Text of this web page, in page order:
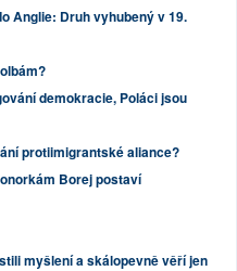
Anglie: Druh vyhubený v 19.
demokracie, Poláci jsou
protiimigrantské aliance?
Borej postaví
myšlení a skálopevně věří jen